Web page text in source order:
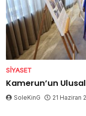
SIYASET
Kamerun’un
SoleKinG 21 Haziran